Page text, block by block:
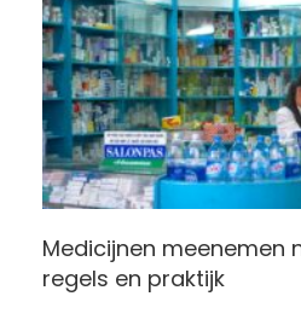
Medicijnen meenemen
regels en praktijk